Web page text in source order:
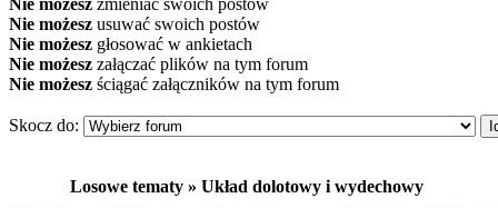
Nie możesz zmieniać swoich postów
Nie możesz usuwać swoich postów
Nie możesz głosować w ankietach
Nie możesz załączać plików na tym forum
Nie możesz ściągać załączników na tym forum
Skocz do:
Losowe tematy » Układ dolotowy i wydechowy